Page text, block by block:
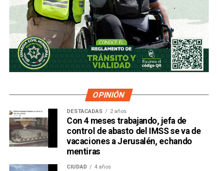
OPINIÓN
DESTACADAS 2 años
Con 4 meses trabajando, jefa de
control de abasto del IMSS se va de
vacaciones a Jerusalén, echando
mentiras
CIUDAD 4 años